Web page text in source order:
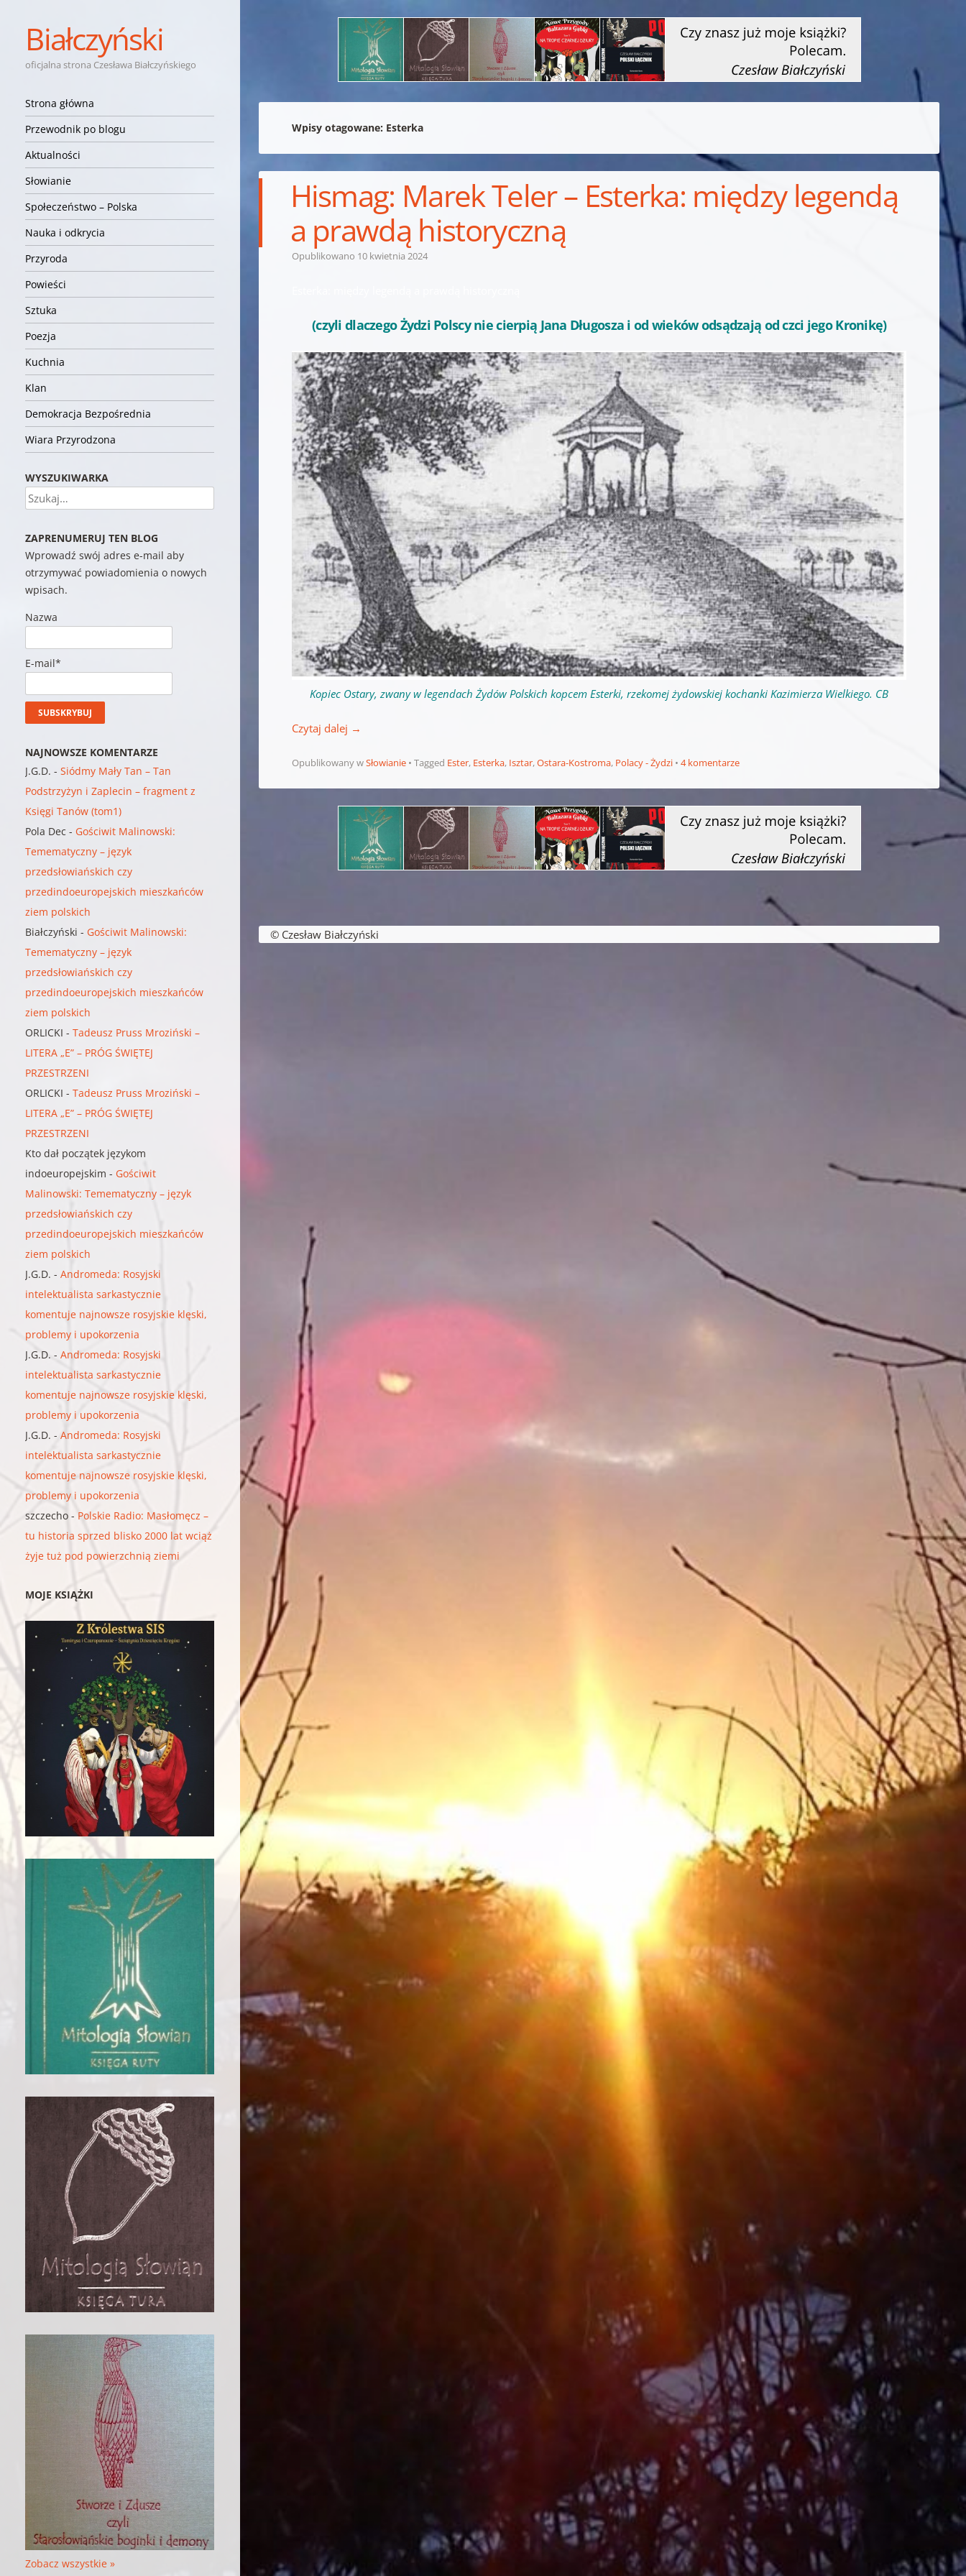
Białczyński
oficjalna strona Czesława Białczyńskiego
Nawigacja
Przejdź do treści
Strona główna
Przewodnik po blogu
Aktualności
Słowianie
Społeczeństwo – Polska
Nauka i odkrycia
Przyroda
Powieści
Sztuka
Poezja
Kuchnia
Klan
Demokracja Bezpośrednia
Wiara Przyrodzona
Wpisy otagowane: Esterka
Hismag: Marek Teler – Esterka: między legendą
a prawdą historyczną
Opublikowano 10 kwietnia 2024
(czyli dlaczego Żydzi Polscy nie cierpią Jana Długosza i od wieków odsądzają od czci jego Kronikę)
Kopiec Ostary, zwany w legendach Żydów Polskich kopcem Esterki, rzekomej żydowskiej kochanki Kazimierza Wielkiego. CB
Czytaj dalej →
Opublikowany wSłowianie Tagged Ester, Esterka, Isztar,Ostara-Kostroma, Polacy - Żydzi 4 komentarze
WYSZUKIWARKA
Szukaj
ZAPRENUMERUJ TEN BLOG
Wprowadź swój adres e-mail aby
otrzymywać powiadomienia o nowych
wpisach.
Nazwa
E-mail*
NAJNOWSZE KOMENTARZE
J.G.D. -Siódmy Mały Tan – Tan
Podstrzyżyn i Zaplecin – fragment z
Księgi Tanów (tom1)
Pola Dec - Gościwit Malinowski:
Temematyczny – język
przedsłowiańskich czy
przedindoeuropejskich mieszkańców
ziem polskich
Białczyński - Gościwit Malinowski:
Temematyczny – język
przedsłowiańskich czy
przedindoeuropejskich mieszkańców
ziem polskich
ORLICKI -Tadeusz Pruss Mroziński –
LITERA „E” – PRÓG ŚWIĘTEJ
PRZESTRZENI
ORLICKI -Tadeusz Pruss Mroziński –
LITERA „E” – PRÓG ŚWIĘTEJ
PRZESTRZENI
Kto dał początek językom
indoeuropejskim - Gościwit
Malinowski: Temematyczny – język
przedsłowiańskich czy
przedindoeuropejskich mieszkańców
ziem polskich
J.G.D. -Andromeda: Rosyjski
intelektualista sarkastycznie
komentuje najnowsze rosyjskie klęski,
problemy i upokorzenia
J.G.D. -Andromeda: Rosyjski
intelektualista sarkastycznie
komentuje najnowsze rosyjskie klęski,
problemy i upokorzenia
J.G.D. -Andromeda: Rosyjski
intelektualista sarkastycznie
komentuje najnowsze rosyjskie klęski,
problemy i upokorzenia
szczecho - Polskie Radio: Masłomęcz –
tu historia sprzed blisko 2000 lat wciąż
żyje tuż pod powierzchnią ziemi
MOJE KSIĄŻKI
Zobacz wszystkie »
© Czesław Białczyński